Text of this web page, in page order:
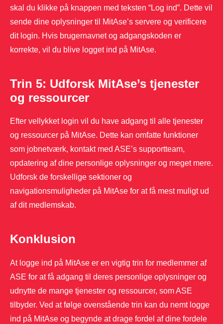
skal du klikke på knappen med teksten “Log ind”. Dette vil
sende dine oplysninger til MitAse’s servere og verificere
dit login. Hvis brugernavnet og adgangskoden er
korrekte, vil du blive logget ind på MitAse.
Trin 5: Udforsk MitAse’s tjenester
og ressourcer
Efter vellykket login vil du have adgang til alle tjenester
og ressourcer på MitAse. Dette kan omfatte funktioner
som jobnetværk, kontakt med ASE’s supportteam,
opdatering af dine personlige oplysninger og meget mere.
Udforsk de forskellige sektioner og
navigationsmuligheder på MitAse for at få mest muligt ud
af dit medlemskab.
Konklusion
At logge ind på MitAse er en vigtig trin for medlemmer af
ASE for at få adgang til deres personlige oplysninger og
udnytte de mange tjenester og ressourcer, som ASE
tilbyder. Ved at følge ovenstående trin kan du nemt logge
ind på MitAse og begynde at drage fordel af dine fordele